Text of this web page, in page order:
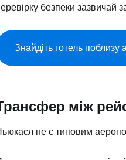
безпеки зазвичай
Знайдіть готель
між
не є типовим